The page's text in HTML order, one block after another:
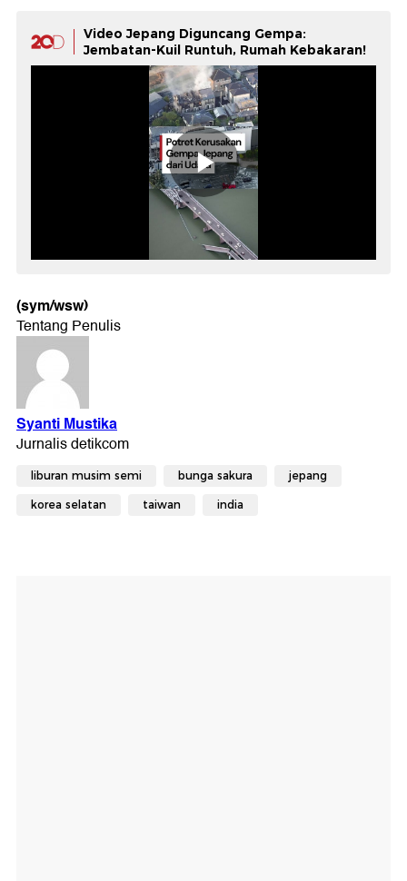
Video Jepang Diguncang Gempa:
Jembatan-Kuil Runtuh, Rumah Kebakaran!
(sym/wsw)
liburan musim semi bunga sakura jepang
korea selatan taiwan india